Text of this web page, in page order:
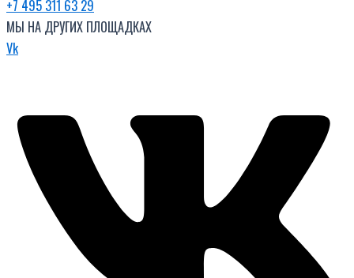
+7 495 311 63 29
МЫ НА ДРУГИХ ПЛОЩАДКАХ
Vk